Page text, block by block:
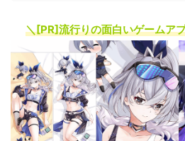
＼[PR]流行りの面白いゲームア